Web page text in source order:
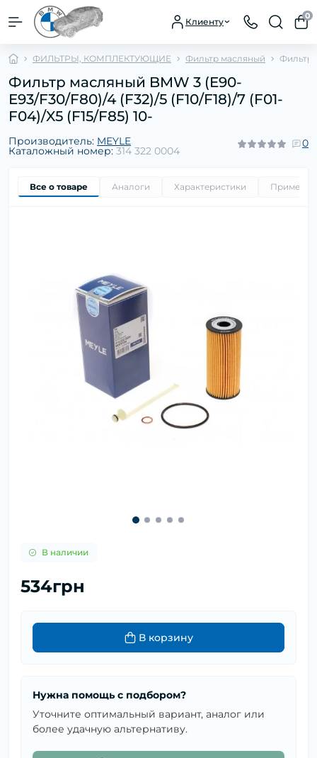
Клиенту
0
ФИЛЬТРЫ, КОМПЛЕКТУЮЩИЕ Фильтр масляный Фильтр
Фильтр масляный BMW 3 (E90-
E93/F30/F80)/4 (F32)/5 (F10/F18)/7 (F01-
F04)/X5 (F15/F85) 10-
Производитель: MEYLE
Каталожный номер: 314 322 0004
0
Все о товаре Аналоги Характеристики
В наличии
534грн
В корзину
Нужна помощь с подбором?
Уточните оптимальный вариант, аналог или
более удачную альтернативу.